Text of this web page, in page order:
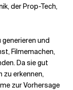
der Prop-Tech,
und
Filmemachen,
Da sie gut
zu erkennen,
zur Vorhersage